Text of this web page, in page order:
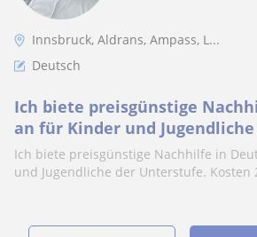
Innsbruck, Aldrans, Ampass, L...
Deutsch
Ich biete preisgünstige
an für Kinder und
Kosten 20€ pro Stunde
Ich biete preisgünstige Nachhilfe in
und Jugendliche der Unterstufe. Kosten